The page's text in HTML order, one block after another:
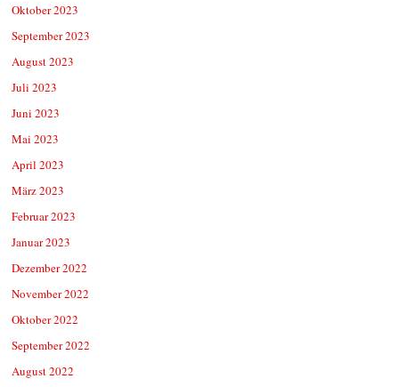
Oktober 2023
September 2023
August 2023
Juli 2023
Juni 2023
Mai 2023
April 2023
März 2023
Februar 2023
Januar 2023
Dezember 2022
November 2022
Oktober 2022
September 2022
August 2022